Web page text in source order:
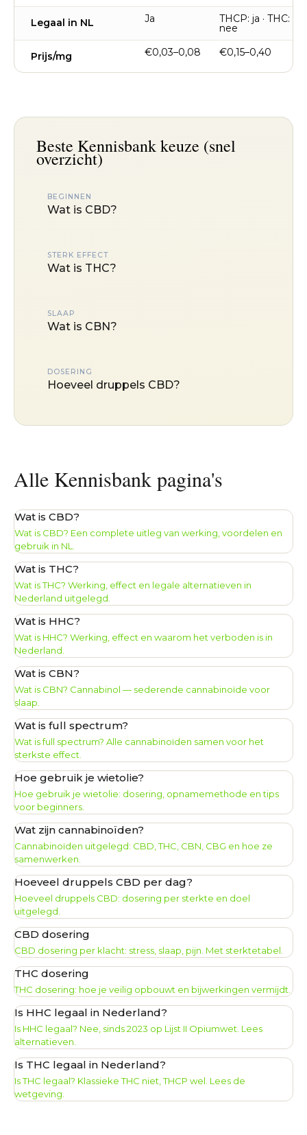
Legaal in NL Ja THCP: ja · THC:
nee
Prijs/mg €0,03–0,08 €0,15–0,40
Beste Kennisbank keuze (snel
overzicht)
BEGINNEN
Wat is CBD?
STERK EFFECT
Wat is THC?
SLAAP
Wat is CBN?
DOSERING
Hoeveel druppels CBD?
Alle Kennisbank pagina's
Wat is CBD?
Wat is CBD? Een complete uitleg van werking, voordelen en
gebruik in NL.
Wat is THC?
Wat is THC? Werking, effect en legale alternatieven in
Nederland uitgelegd.
Wat is HHC?
Wat is HHC? Werking, effect en waarom het verboden is in
Nederland.
Wat is CBN?
Wat is CBN? Cannabinol — sederende cannabinoïde voor
slaap.
Wat is full spectrum?
Wat is full spectrum? Alle cannabinoïden samen voor het
sterkste effect.
Hoe gebruik je wietolie?
Hoe gebruik je wietolie: dosering, opnamemethode en tips
voor beginners.
Wat zijn cannabinoïden?
Cannabinoïden uitgelegd: CBD, THC, CBN, CBG en hoe ze
samenwerken.
Hoeveel druppels CBD per dag?
Hoeveel druppels CBD: dosering per sterkte en doel
uitgelegd.
CBD dosering
CBD dosering per klacht: stress, slaap, pijn. Met sterktetabel.
THC dosering
THC dosering: hoe je veilig opbouwt en bijwerkingen vermijdt.
Is HHC legaal in Nederland?
Is HHC legaal? Nee, sinds 2023 op Lijst II Opiumwet. Lees
alternatieven.
Is THC legaal in Nederland?
Is THC legaal? Klassieke THC niet, THCP wel. Lees de
wetgeving.